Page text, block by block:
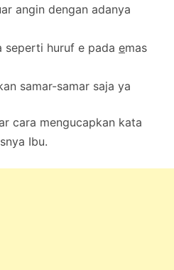
angin dengan adanya
seperti huruf e pada emas
samar-samar saja ya
cara mengucapkan kata
Ibu.